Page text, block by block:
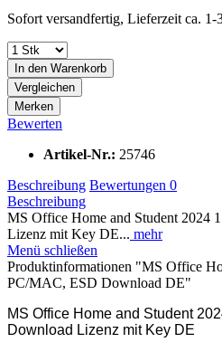
Sofort versandfertig, Lieferzeit ca. 1-
In den Warenkorb
Vergleichen
Merken
Bewerten
Artikel-Nr.: 25746
Beschreibung Bewertungen 0
Beschreibung
MS Office Home and Student 2024
Lizenz mit Key DE... mehr
Menü schließen
Produktinformationen "MS Office
PC/MAC, ESD Download DE"
MS Office Home and Student
Download Lizenz mit Key DE